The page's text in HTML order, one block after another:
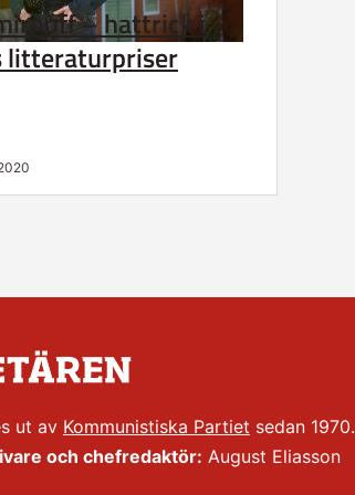
– hattrick i
litteraturpriser
ut av Kommunistiska Partiet sedan 1970.
och chefredaktör: August Eliasson